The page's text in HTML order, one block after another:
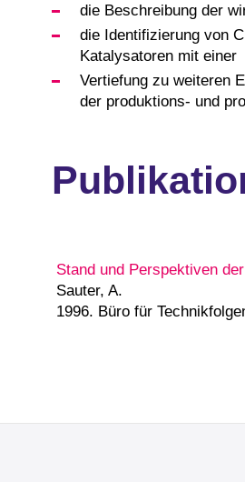
die Beschreibung der
die Identifizierung von
Katalysatoren mit einer
Vertiefung zu weiteren
der produktions- und
Stand und Perspektiven
Sauter, A.
1996. Büro für